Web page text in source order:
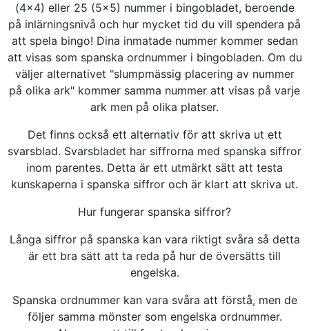
(4x4) eller 25 (5x5) nummer i bingobladet, beroende
på inlärningsnivå och hur mycket tid du vill spendera på
att spela bingo! Dina inmatade nummer kommer sedan
att visas som spanska ordnummer i bingobladen. Om du
väljer alternativet "slumpmässig placering av nummer
på olika ark" kommer samma nummer att visas på varje
ark men på olika platser.
Det finns också ett alternativ för att skriva ut ett
svarsblad. Svarsbladet har siffrorna med spanska siffror
inom parentes. Detta är ett utmärkt sätt att testa
kunskaperna i spanska siffror och är klart att skriva ut.
Hur fungerar spanska siffror?
Långa siffror på spanska kan vara riktigt svåra så detta
är ett bra sätt att ta reda på hur de översätts till
engelska.
Spanska ordnummer kan vara svåra att förstå, men de
följer samma mönster som engelska ordnummer.